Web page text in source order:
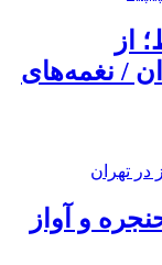
از
/ نغمه‌های
و آواز